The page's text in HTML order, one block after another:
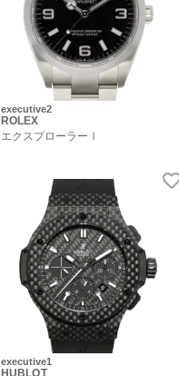
executive2
ROLEX
エクスプローラーⅠ
executive1
HUBLOT